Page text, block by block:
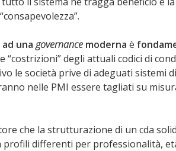
una governance moderna è
“costrizioni” degli attuali codici di
le società prive di adeguati sistemi
nelle PMI essere tagliati su
che la strutturazione di un cda
differenti per professionalità,